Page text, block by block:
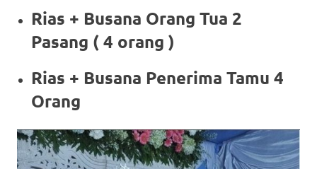
Rias + Busana Orang Tua 2
Pasang ( 4 orang )
Rias + Busana Penerima Tamu 4
Orang